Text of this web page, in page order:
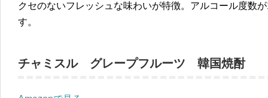
クセのないフレッシュな味わいが特徴。アルコール度数
す。
チャミスル グレープフルーツ 韓国焼酎